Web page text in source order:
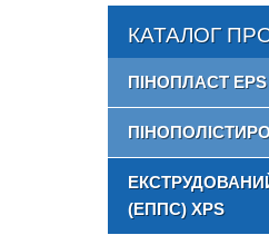
КАТАЛОГ
ПІНОПЛАСТ EPS
(ЕППС) XPS